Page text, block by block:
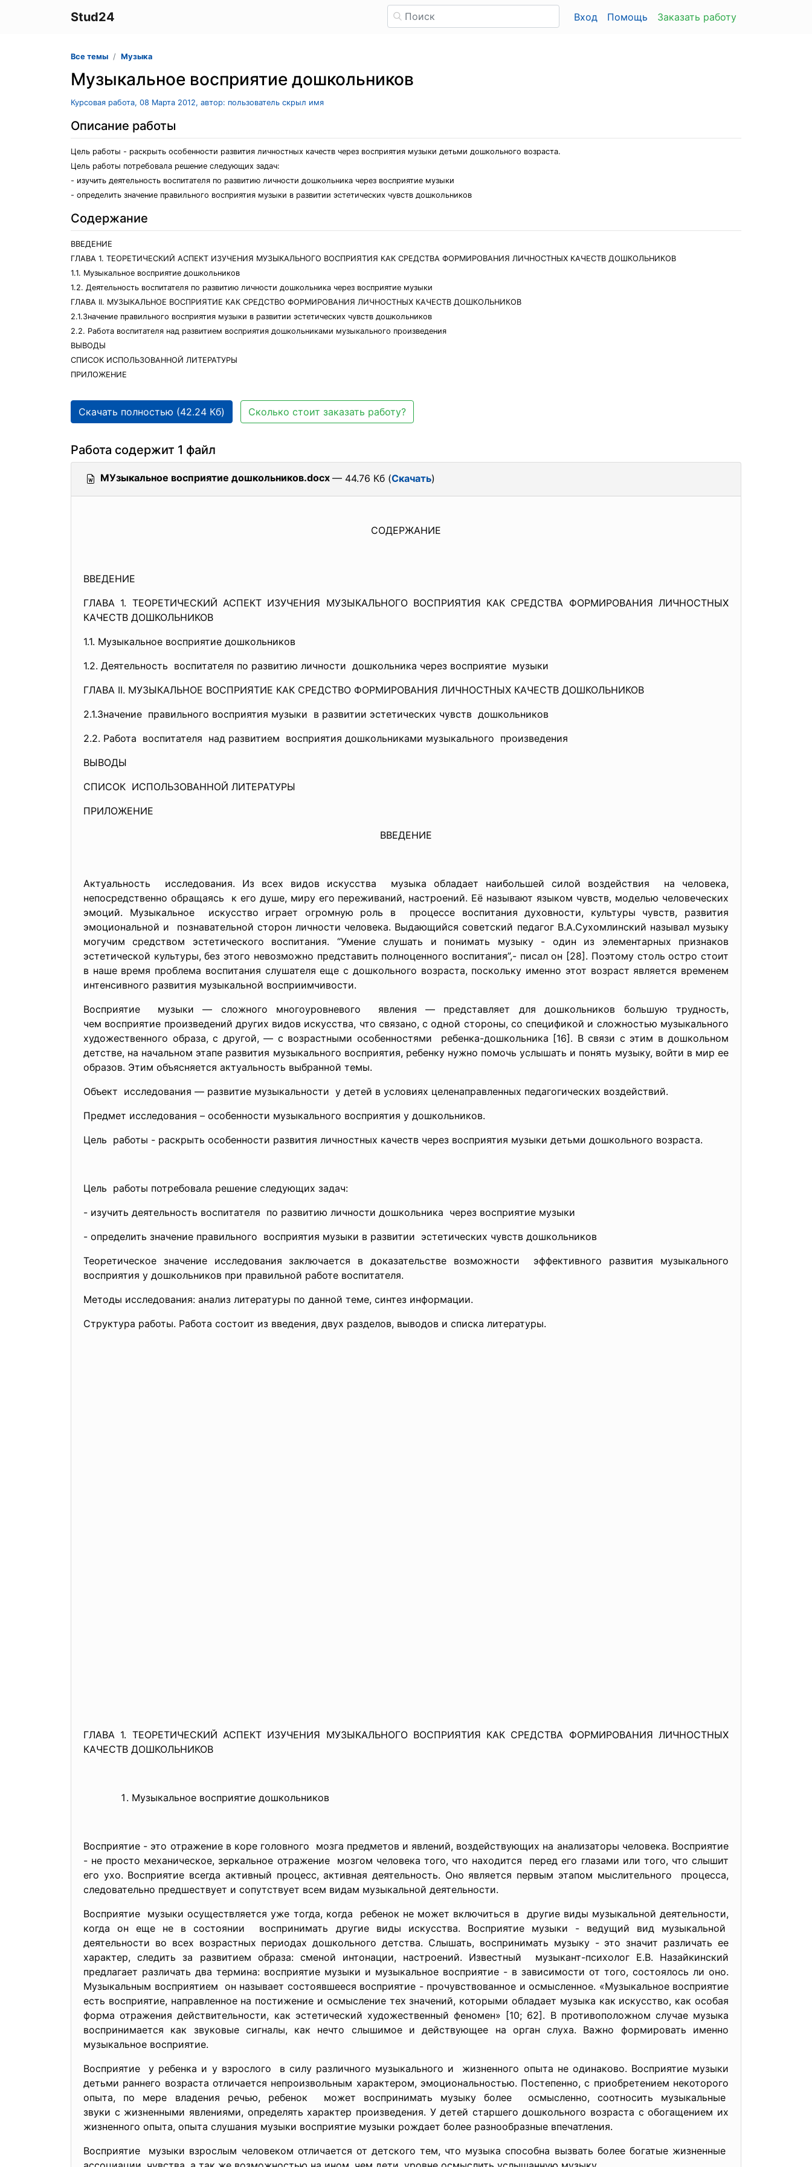
Stud24 Вход Помощь Заказать работу
Все темы Музыка
Музыкальное восприятие дошкольников
Курсовая работа, 08 Марта 2012, автор: пользователь скрыл имя
Описание работы
Цель работы - раскрыть особенности развития личностных качеств через восприятия музыки детьми дошкольного возраста.
Цель работы потребовала решение следующих задач:
- изучить деятельность воспитателя по развитию личности дошкольника через восприятие музыки
- определить значение правильного восприятия музыки в развитии эстетических чувств дошкольников
Содержание
ВВЕДЕНИЕ
ГЛАВА 1. ТЕОРЕТИЧЕСКИЙ АСПЕКТ ИЗУЧЕНИЯ МУЗЫКАЛЬНОГО ВОСПРИЯТИЯ КАК СРЕДСТВА ФОРМИРОВАНИЯ ЛИЧНОСТНЫХ КАЧЕСТВ ДОШКОЛЬНИКОВ
1.1. Музыкальное восприятие дошкольников
1.2. Деятельность воспитателя по развитию личности дошкольника через восприятие музыки
ГЛАВА II. МУЗЫКАЛЬНОЕ ВОСПРИЯТИЕ КАК СРЕДСТВО ФОРМИРОВАНИЯ ЛИЧНОСТНЫХ КАЧЕСТВ ДОШКОЛЬНИКОВ
2.1.Значение правильного восприятия музыки в развитии эстетических чувств дошкольников
2.2. Работа воспитателя над развитием восприятия дошкольниками музыкального произведения
ВЫВОДЫ
СПИСОК ИСПОЛЬЗОВАННОЙ ЛИТЕРАТУРЫ
ПРИЛОЖЕНИЕ
Скачать полностью (42.24 Кб) Сколько стоит заказать работу?
Работа содержит 1 файл
МУзыкальное восприятие дошкольников.docx — 44.76 Кб (Скачать)
СОДЕРЖАНИЕ
ВВЕДЕНИЕ
ГЛАВА 1. ТЕОРЕТИЧЕСКИЙ АСПЕКТ ИЗУЧЕНИЯ МУЗЫКАЛЬНОГО ВОСПРИЯТИЯ КАК СРЕДСТВА ФОРМИРОВАНИЯ ЛИЧНОСТНЫХ
КАЧЕСТВ ДОШКОЛЬНИКОВ
1.1. Музыкальное восприятие дошкольников
1.2. Деятельность воспитателя по развитию личности дошкольника через восприятие музыки
ГЛАВА II. МУЗЫКАЛЬНОЕ ВОСПРИЯТИЕ КАК СРЕДСТВО ФОРМИРОВАНИЯ ЛИЧНОСТНЫХ КАЧЕСТВ ДОШКОЛЬНИКОВ
2.1.Значение правильного восприятия музыки в развитии эстетических чувств дошкольников
2.2. Работа воспитателя над развитием восприятия дошкольниками музыкального произведения
ВЫВОДЫ
СПИСОК ИСПОЛЬЗОВАННОЙ ЛИТЕРАТУРЫ
ПРИЛОЖЕНИЕ
ВВЕДЕНИЕ
Актуальность исследования. Из всех видов искусства музыка обладает наибольшей силой воздействия на человека,
непосредственно обращаясь к его душе, миру его переживаний, настроений. Её называют языком чувств, моделью человеческих
эмоций. Музыкальное искусство играет огромную роль в процессе воспитания духовности, культуры чувств, развития
эмоциональной и познавательной сторон личности человека. Выдающийся советский педагог В.А.Сухомлинский называл музыку
могучим средством эстетического воспитания. “Умение слушать и понимать музыку - один из элементарных признаков
эстетической культуры, без этого невозможно представить полноценного воспитания”,- писал он [28]. Поэтому столь остро стоит
в наше время проблема воспитания слушателя еще с дошкольного возраста, поскольку именно этот возраст является временем
интенсивного развития музыкальной восприимчивости.
Восприятие музыки — сложного многоуровневого явления — представляет для дошкольников большую трудность,
чем восприятие произведений других видов искусства, что связано, с одной стороны, со спецификой и сложностью музыкального
художественного образа, с другой, — с возрастными особенностями ребенка-дошкольника [16]. В связи с этим в дошкольном
детстве, на начальном этапе развития музыкального восприятия, ребенку нужно помочь услышать и понять музыку, войти в мир ее
образов. Этим объясняется актуальность выбранной темы.
Объект исследования — развитие музыкальности у детей в условиях целенаправленных педагогических воздействий.
Предмет исследования – особенности музыкального восприятия у дошкольников.
Цель работы - раскрыть особенности развития личностных качеств через восприятия музыки детьми дошкольного возраста.
Цель работы потребовала решение следующих задач:
- изучить деятельность воспитателя по развитию личности дошкольника через восприятие музыки
- определить значение правильного восприятия музыки в развитии эстетических чувств дошкольников
Теоретическое значение исследования заключается в доказательстве возможности эффективного развития музыкального
восприятия у дошкольников при правильной работе воспитателя.
Методы исследования: анализ литературы по данной теме, синтез информации.
Структура работы. Работа состоит из введения, двух разделов, выводов и списка литературы.
ГЛАВА 1. ТЕОРЕТИЧЕСКИЙ АСПЕКТ ИЗУЧЕНИЯ МУЗЫКАЛЬНОГО ВОСПРИЯТИЯ КАК СРЕДСТВА ФОРМИРОВАНИЯ ЛИЧНОСТНЫХ
КАЧЕСТВ ДОШКОЛЬНИКОВ
Музыкальное восприятие дошкольников
Восприятие - это отражение в коре головного мозга предметов и явлений, воздействующих на анализаторы человека. Восприятие
- не просто механическое, зеркальное отражение мозгом человека того, что находится перед его глазами или того, что слышит
его ухо. Восприятие всегда активный процесс, активная деятельность. Оно является первым этапом мыслительного процесса,
следовательно предшествует и сопутствует всем видам музыкальной деятельности.
Восприятие музыки осуществляется уже тогда, когда ребенок не может включиться в другие виды музыкальной деятельности,
когда он еще не в состоянии воспринимать другие виды искусства. Восприятие музыки - ведущий вид музыкальной
деятельности во всех возрастных периодах дошкольного детства. Слышать, воспринимать музыку - это значит различать ее
характер, следить за развитием образа: сменой интонации, настроений. Известный музыкант-психолог Е.В. Назайкинский
предлагает различать два термина: восприятие музыки и музыкальное восприятие - в зависимости от того, состоялось ли оно.
Музыкальным восприятием он называет состоявшееся восприятие - прочувствованное и осмысленное. «Музыкальное восприятие
есть восприятие, направленное на постижение и осмысление тех значений, которыми обладает музыка как искусство, как особая
форма отражениядействительности, как эстетический художественный феномен» [10; 62]. В противоположном случае музыка
воспринимается как звуковые сигналы, как нечто слышимое и действующее на орган слуха. Важно формировать именно
музыкальное восприятие.
Восприятие у ребенка и у взрослого в силу различного музыкального и жизненного опыта не одинаково. Восприятие музыки
детьми раннего возраста отличается непроизвольным характером, эмоциональностью. Постепенно, с приобретением некоторого
опыта, по мере владения речью, ребенок может воспринимать музыку более осмысленно, соотносить музыкальные
звуки с жизненными явлениями, определять характер произведения. У детей старшего дошкольного возраста с обогащением их
жизненного опыта, опыта слушания музыки восприятие музыки рождает более разнообразные впечатления.
Восприятие музыки взрослым человеком отличается от детского тем, что музыка способна вызвать более богатые жизненные